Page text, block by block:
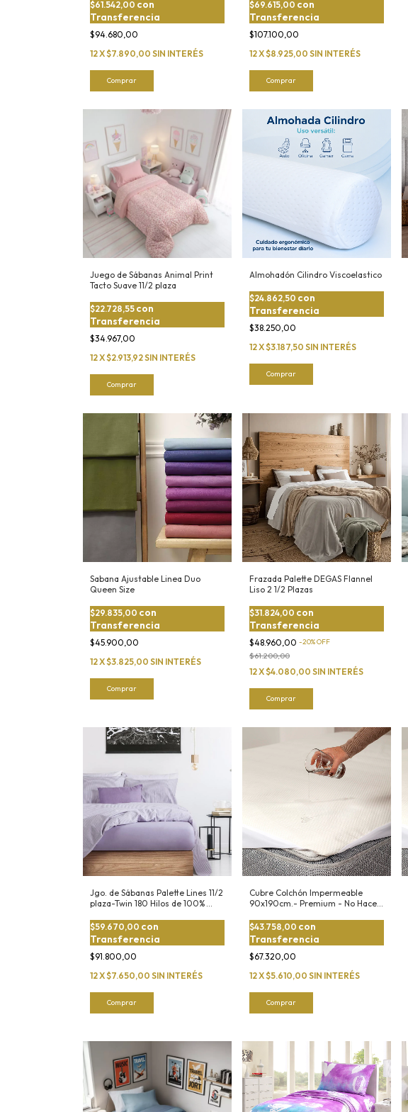
$94.680,00
$61.542,00 con
Transferencia
12X$7.890,00 SIN INTERÉS
Comprar
$107.100,00
$69.615,00 con
Transferencia
12X$8.925,00 SIN INTERÉS
Comprar
Juego de Sábanas Animal Print
Tacto Suave 11/2 plaza
$34.967,00
$22.728,55 con
Transferencia
12X$2.913,92SIN INTERÉS
Comprar
Almohadón Cilindro Viscoelastico
$38.250,00
$24.862,50 con
Transferencia
12X$3.187,50 SIN INTERÉS
Sabana Ajustable Linea Duo
Queen Size
$45.900,00
$29.835,00 con
Transferencia
12X$3.825,00 SIN INTERÉS
Comprar
Frazada Palette DEGAS Flannel
Liso 2 1/2 Plazas
$48.960,00 -20%OFF
$61.200,00
$31.824,00 con
Transferencia
12X$4.080,00 SIN INTERÉS
Comprar
Jgo. de Sábanas Palette Lines 11/2
plaza-Twin 180 Hilos de 100%
$91.800,00
$59.670,00 con
Transferencia
12X$7.650,00 SIN INTERÉS
Comprar
Cubre Colchón Impermeable
90x190cm.- Premium - No Hace
$67.320,00
$43.758,00 con
Transferencia
12X$5.610,00 SIN INTERÉS
Comprar